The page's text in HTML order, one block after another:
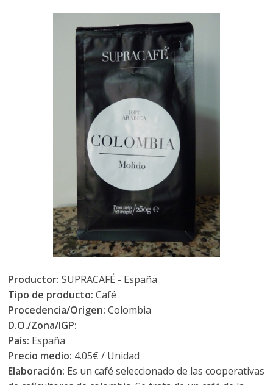
Productor: SUPRACAFÉ - España
Tipo de producto:Café
Procedencia/Origen: Colombia
D.O./Zona/IGP:
País: España
Precio medio: 4.05€ / Unidad
Elaboración: Es un café seleccionado de las cooperativas